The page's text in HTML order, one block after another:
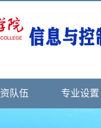
队伍 专业设置